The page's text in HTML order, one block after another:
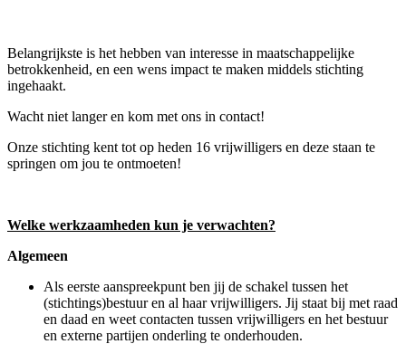
Belangrijkste is het hebben van interesse in maatschappelijke
betrokkenheid, en een wens impact te maken middels stichting
ingehaakt.
Wacht niet langer en kom met ons in contact!
Onze stichting kent tot op heden 16 vrijwilligers en deze staan te
springen om jou te ontmoeten!
Welke werkzaamheden kun je verwachten?
Algemeen
Als eerste aanspreekpunt ben jij de schakel tussen het
(stichtings)bestuur en al haar vrijwilligers. Jij staat bij met raad
en daad en weet contacten tussen vrijwilligers en het bestuur
en externe partijen onderling te onderhouden.